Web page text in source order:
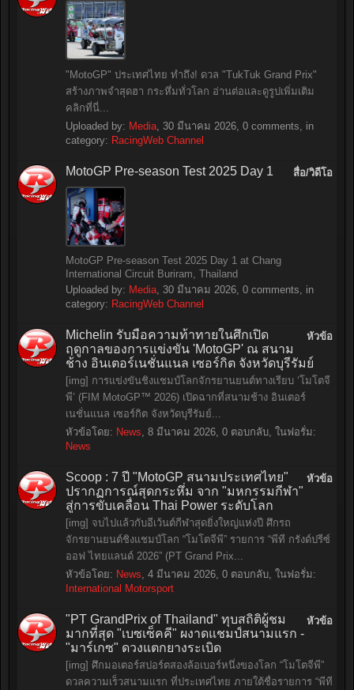
"MotoGP" ประเทศไทย ทำถึง! ดวล "TukTuk Grand Prix"
สร้างภาพจำสุดฮา กระหึ่มทั่วโลก อ่านต่อและดูรูปเพิ่มเติม
คลิกที่นี่...
Uploaded by: Media, 30 มีนาคม 2026, 0 comments, in
category: RacingWeb Channel
สื่อ/วิดีโอ
MotoGP Pre-season Test 2025 Day 1
MotoGP Pre-season Test 2025 Day 1 at Chang
International Circuit Buriram, Thailand
Uploaded by: Media, 30 มีนาคม 2026, 0 comments, in
category: RacingWeb Channel
หัวข้อ
Michelin รับมือความท้าทายในศึกเปิด
ฤดูกาลของการแข่งขัน 'MotoGP' ณ สนาม
ช้าง อินเตอร์เนชั่นแนล เซอร์กิต จังหวัดบุรีรัมย์
[img] การแข่งขันชิงแชมป์โลกจักรยานยนต์ทางเรียบ ‘โมโตจี
พี’ (FIM MotoGP™ 2026) เปิดฉากที่สนามช้าง อินเตอร์
เนชั่นแนล เซอร์กิต จังหวัดบุรีรัมย์...
หัวข้อโดย: News, 8 มีนาคม 2026, 0 ตอบกลับ, ในฟอรั่ม:
News
หัวข้อ
Scoop : 7 ปี "MotoGP สนามประเทศไทย"
ปรากฏการณ์สุดกระหึ่ม จาก "มหกรรมกีฬา"
สู่การขับเคลื่อน Thai Power ระดับโลก
[img] จบไปแล้วกับอีเว้นต์กีฬาสุดยิ่งใหญ่แห่งปี ศึกรถ
จักรยานยนต์ชิงแชมป์โลก “โมโตจีพี” รายการ “พีที กรังด์ปรีซ์
ออฟ ไทยแลนด์ 2026” (PT Grand Prix...
หัวข้อโดย: News, 4 มีนาคม 2026, 0 ตอบกลับ, ในฟอรั่ม:
International Motorsport
หัวข้อ
"PT GrandPrix of Thailand" ทุบสถิติผู้ชม
มากที่สุด "เบซเซ็คคี" ผงาดแชมป์สนามแรก -
"มาร์เกซ" ดวงแตกยางระเบิด
[img] ศึกมอเตอร์สปอร์ตสองล้อเบอร์หนึ่งของโลก “โมโตจีพี”
ดวลความเร็วสนามแรก ที่ประเทศไทย ภายใต้ชื่อรายการ “พีที